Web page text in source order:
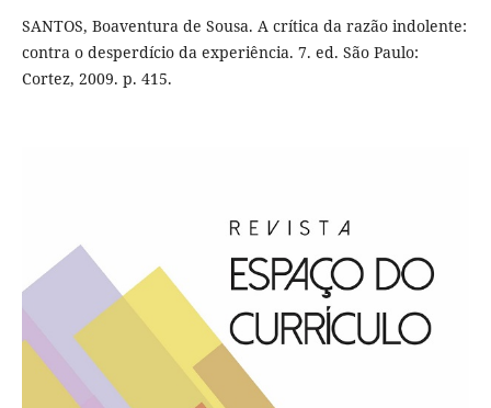
SANTOS, Boaventura de Sousa. A crítica da razão indolente:
contra o desperdício da experiência. 7. ed. São Paulo:
Cortez, 2009. p. 415.